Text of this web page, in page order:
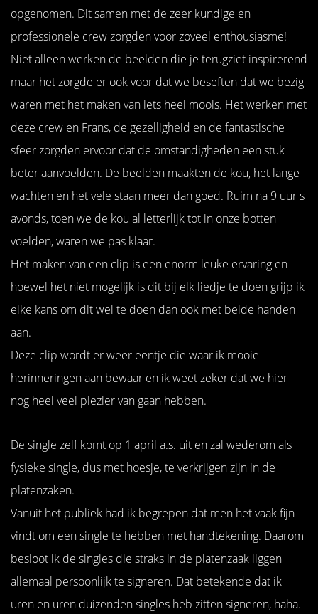
opgenomen. Dit samen met de zeer kundige en
professionele crew zorgden voor zoveel enthousiasme!
Niet alleen werken de beelden die je terugziet inspirerend
maar het zorgde er ook voor dat we beseften dat we bezig
waren met het maken van iets heel moois. Het werken met
deze crew en Frans, de gezelligheid en de fantastische
sfeer zorgden ervoor dat de omstandigheden een stuk
beter aanvoelden. De beelden maakten de kou, het lange
wachten en het vele staan meer dan goed. Ruim na 9 uur s
avonds, toen we de kou al letterlijk tot in onze botten
voelden, waren we pas klaar.
Het maken van een clip is een enorm leuke ervaring en
hoewel het niet mogelijk is dit bij elk liedje te doen grijp ik
elke kans om dit wel te doen dan ook met beide handen
aan.
Deze clip wordt er weer eentje die waar ik mooie
herinneringen aan bewaar en ik weet zeker dat we hier
nog heel veel plezier van gaan hebben.
De single zelf komt op 1 april a.s. uit en zal wederom als
fysieke single, dus met hoesje, te verkrijgen zijn in de
platenzaken.
Vanuit het publiek had ik begrepen dat men het vaak fijn
vindt om een single te hebben met handtekening. Daarom
besloot ik de singles die straks in de platenzaak liggen
allemaal persoonlijk te signeren. Dat betekende dat ik
uren en uren duizenden singles heb zitten signeren, haha.